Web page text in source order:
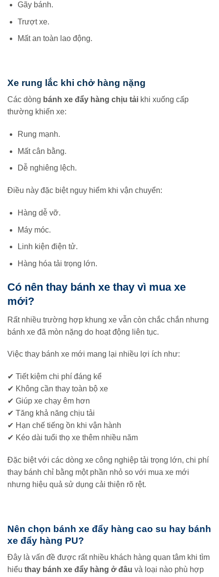
Gãy bánh.
Trượt xe.
Mất an toàn lao động.
Xe rung lắc khi chở hàng nặng
Các dòng bánh xe đẩy hàng chịu tải khi xuống cấp
thường khiến xe:
Rung mạnh.
Mất cân bằng.
Dễ nghiêng lệch.
Điều này đặc biệt nguy hiểm khi vận chuyển:
Hàng dễ vỡ.
Máy móc.
Linh kiện điện tử.
Hàng hóa tải trọng lớn.
Có nên thay bánh xe thay vì mua xe
mới?
Rất nhiều trường hợp khung xe vẫn còn chắc chắn nhưng
bánh xe đã mòn nặng do hoạt động liên tục.
Việc thay bánh xe mới mang lại nhiều lợi ích như:
✔ Tiết kiệm chi phí đáng kể
✔ Không cần thay toàn bộ xe
✔ Giúp xe chạy êm hơn
✔ Tăng khả năng chịu tải
✔ Hạn chế tiếng ồn khi vận hành
✔ Kéo dài tuổi thọ xe thêm nhiều năm
Đặc biệt với các dòng xe công nghiệp tải trọng lớn, chi phí
thay bánh chỉ bằng một phần nhỏ so với mua xe mới
nhưng hiệu quả sử dụng cải thiện rõ rệt.
Nên chọn bánh xe đẩy hàng cao su hay bánh
xe đẩy hàng PU?
Đây là vấn đề được rất nhiều khách hàng quan tâm khi tìm
hiểu thay bánh xe đẩy hàng ở đâu và loại nào phù hợp